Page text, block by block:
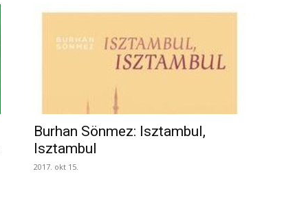
Burhan Sönmez: Isztambul,
Isztambul
2017. okt 15.